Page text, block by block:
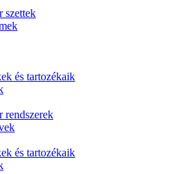
szettek
és tartozékaik
rendszerek
és tartozékaik